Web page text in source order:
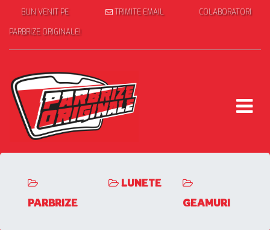
BUN VENIT PE
PARBRIZE ORIGINALE!
TRIMITE EMAIL COLABORATORI
PARBRIZE
LUNETE
GEAMURI